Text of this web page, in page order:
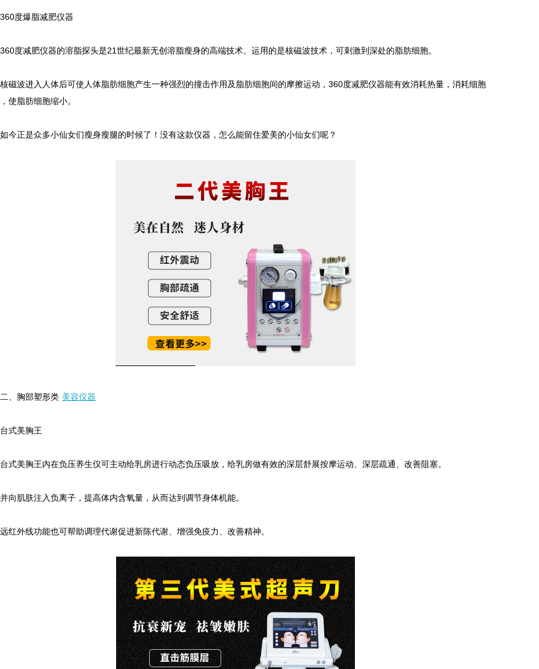
度爆脂减肥仪器
度减肥仪器的溶脂探头是21世纪最新无创溶脂瘦身的高端技术。运用的是核磁波技术，可刺激到深处的脂肪细胞。
波进入人体后可使人体脂肪细胞产生一种强烈的撞击作用及脂肪细胞间的摩擦运动，360度减肥仪器能有效消耗热量，消耗细胞
使脂肪细胞缩小。
正是众多小仙女们瘦身瘦腿的时候了！没有这款仪器，怎么能留住爱美的小仙女们呢？
胸部塑形类 美容仪器
美胸王
美胸王内在负压养生仪可主动给乳房进行动态负压吸放，给乳房做有效的深层舒展按摩运动、深层疏通、改善阻塞。
肌肤注入负离子，提高体内含氧量，从而达到调节身体机能。
外线功能也可帮助调理代谢促进新陈代谢、增强免疫力、改善精神。